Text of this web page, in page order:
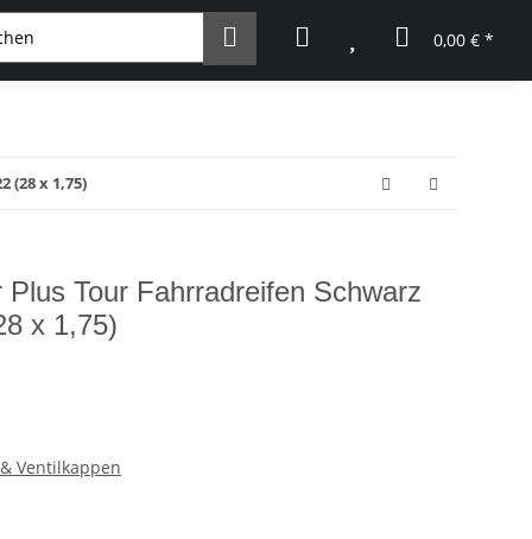
0,00 € *
(28 x 1,75)
Tour Fahrradreifen Schwarz
x 1,75)
Ventilkappen